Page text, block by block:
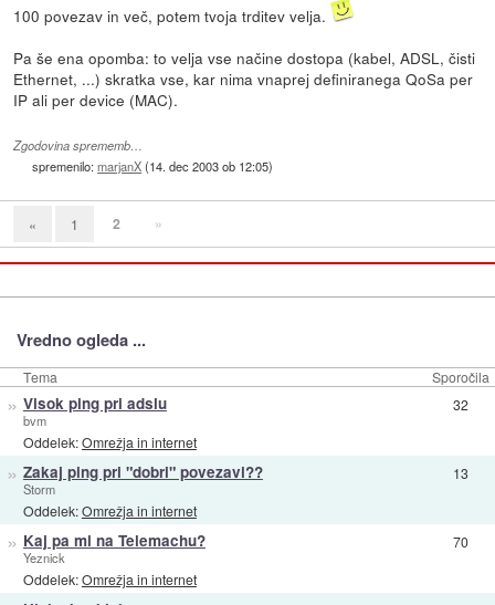
100 povezav in več, potem tvoja trditev velja.
Pa še ena opomba: to velja vse načine dostopa (kabel, ADSL, čisti
Ethernet, ...) skratka vse, kar nima vnaprej definiranega QoSa per
IP ali per device (MAC).
Zgodovina sprememb…
spremenilo:marjanX(14. dec 2003 ob 12:05)
« 1 2 »
Vredno ogleda ...
Tema Sporočila
» Visok ping pri adslu
bvm
Oddelek:Omrežja in internet
32
» Zakaj ping pri "dobri" povezavi??
Storm
Oddelek:Omrežja in internet
13
» Kaj pa mi na Telemachu?
Yeznick
Oddelek:Omrežja in internet
70